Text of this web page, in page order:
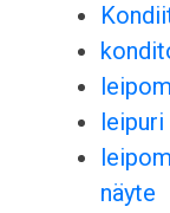
näyte